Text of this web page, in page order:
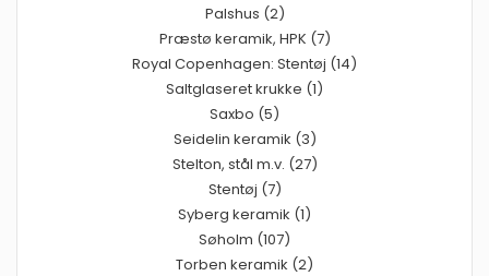
Palshus (2)
Præstø keramik, HPK (7)
Royal Copenhagen: Stentøj (14)
Saltglaseret krukke (1)
Saxbo (5)
Seidelin keramik (3)
Stelton, stål m.v. (27)
Stentøj (7)
Syberg keramik (1)
Søholm (107)
Torben keramik (2)